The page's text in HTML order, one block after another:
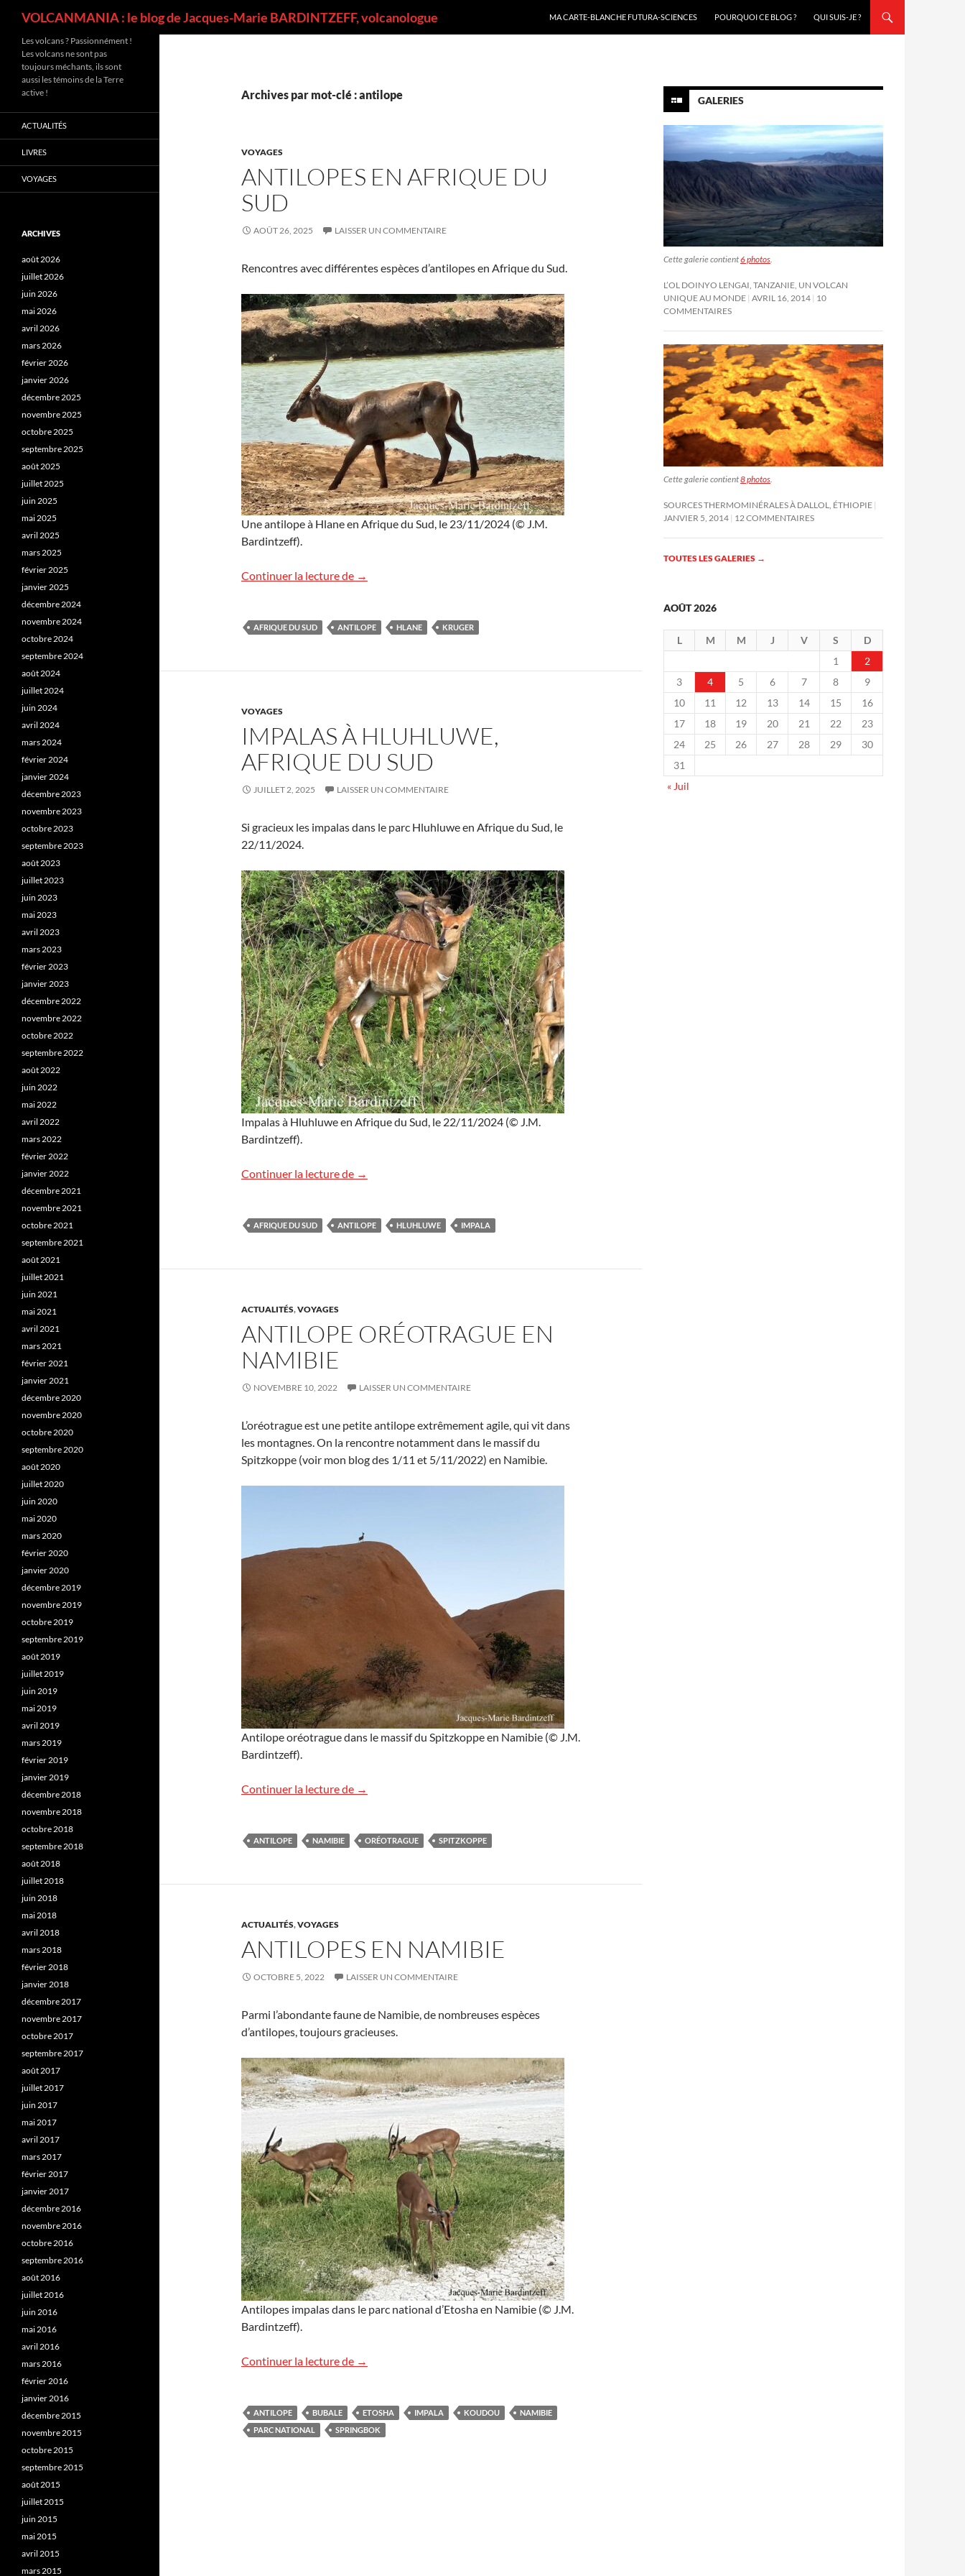
VOLCANMANIA : le blog de Jacques-Marie BARDINTZEFF, volcanologue
MA CARTE-BLANCHE FUTURA-SCIENCES
POURQUOI CE BLOG ? QUI SUIS-JE ?
Archives par mot-clé : antilope
VOYAGES
ANTILOPES EN AFRIQUE DU
SUD
AOÛT 26, 2025 LAISSER UN COMMENTAIRE
Rencontres avec différentes espèces d’antilopes en Afrique du Sud.
Une antilope à Hlane en Afrique du Sud, le 23/11/2024 (© J.M.
Bardintzeff).
Continuer la lecture de Antilopes en Afrique du Sud
→
AFRIQUE DU SUD ANTILOPE HLANE KRUGER
VOYAGES
IMPALAS À HLUHLUWE,
AFRIQUE DU SUD
JUILLET 2, 2025 LAISSER UN COMMENTAIRE
Si gracieux les impalas dans le parc Hluhluwe en Afrique du Sud, le
22/11/2024.
Impalas à Hluhluwe en Afrique du Sud, le 22/11/2024 (© J.M.
Bardintzeff).
Continuer la lecture de Impalas à Hluhluwe, Afrique du Sud
→
AFRIQUE DU SUD ANTILOPE HLUHLUWE IMPALA
ACTUALITÉS,VOYAGES
ANTILOPE ORÉOTRAGUE EN
NAMIBIE
NOVEMBRE 10, 2022 LAISSER UN COMMENTAIRE
L’oréotrague est une petite antilope extrêmement agile, qui vit dans
les montagnes. On la rencontre notamment dans le massif du
Spitzkoppe (voir mon blog des 1/11 et 5/11/2022) en Namibie.
Antilope oréotrague dans le massif du Spitzkoppe en Namibie (© J.M.
Bardintzeff).
Continuer la lecture de Antilope oréotrague en Namibie
→
ANTILOPE NAMIBIE ORÉOTRAGUE SPITZKOPPE
ACTUALITÉS,VOYAGES
ANTILOPES EN NAMIBIE
OCTOBRE 5, 2022 LAISSER UN COMMENTAIRE
Parmi l’abondante faune de Namibie, de nombreuses espèces
d’antilopes, toujours gracieuses.
Antilopes impalas dans le parc national d’Etosha en Namibie (© J.M.
Bardintzeff).
Continuer la lecture de Antilopes en Namibie
→
ANTILOPE BUBALE ETOSHA IMPALA KOUDOU
NAMIBIE
PARC NATIONAL
SPRINGBOK
GALERIES
Cette galerie contient6 photos.
L’OL DOINYO LENGAI, TANZANIE, UN VOLCAN
UNIQUE AU MONDE AVRIL 16, 2014 10
COMMENTAIRES
Cette galerie contient8 photos
SOURCES THERMOMINÉRALES À DALLOL, ÉTHIOPIE
JANVIER 5, 2014 12 COMMENTAIRES
TOUTES LES GALERIES →
AOÛT 2026
L M M J V S
D
1
2
3
4 5 6 7 8
9
10
11 12 13 14 15
16
17
18 19 20 21 22
23
24
25 26 27 28 29
30
31
« Juil
Les volcans ? Passionnément !
Les volcans ne sont pas
toujours méchants, ils sont
aussi les témoins de la Terre
active !
ACTUALITÉS
LIVRES
VOYAGES
ARCHIVES
août 2026
juillet 2026
juin 2026
mai 2026
avril 2026
mars 2026
février 2026
janvier 2026
décembre 2025
novembre 2025
octobre 2025
septembre 2025
août 2025
juillet 2025
juin 2025
mai 2025
avril 2025
mars 2025
février 2025
janvier 2025
décembre 2024
novembre 2024
octobre 2024
septembre 2024
août 2024
juillet 2024
juin 2024
avril 2024
mars 2024
février 2024
janvier 2024
décembre 2023
novembre 2023
octobre 2023
septembre 2023
août 2023
juillet 2023
juin 2023
mai 2023
avril 2023
mars 2023
février 2023
janvier 2023
décembre 2022
novembre 2022
octobre 2022
septembre 2022
août 2022
juin 2022
mai 2022
avril 2022
mars 2022
février 2022
janvier 2022
décembre 2021
novembre 2021
octobre 2021
septembre 2021
août 2021
juillet 2021
juin 2021
mai 2021
avril 2021
mars 2021
février 2021
janvier 2021
décembre 2020
novembre 2020
octobre 2020
septembre 2020
août 2020
juillet 2020
juin 2020
mai 2020
mars 2020
février 2020
janvier 2020
décembre 2019
novembre 2019
octobre 2019
septembre 2019
août 2019
juillet 2019
juin 2019
mai 2019
avril 2019
mars 2019
février 2019
janvier 2019
décembre 2018
novembre 2018
octobre 2018
septembre 2018
août 2018
juillet 2018
juin 2018
mai 2018
avril 2018
mars 2018
février 2018
janvier 2018
décembre 2017
novembre 2017
octobre 2017
septembre 2017
août 2017
juillet 2017
juin 2017
mai 2017
avril 2017
mars 2017
février 2017
janvier 2017
décembre 2016
novembre 2016
octobre 2016
septembre 2016
août 2016
juillet 2016
juin 2016
mai 2016
avril 2016
mars 2016
février 2016
janvier 2016
décembre 2015
novembre 2015
octobre 2015
septembre 2015
août 2015
juillet 2015
juin 2015
mai 2015
avril 2015
mars 2015